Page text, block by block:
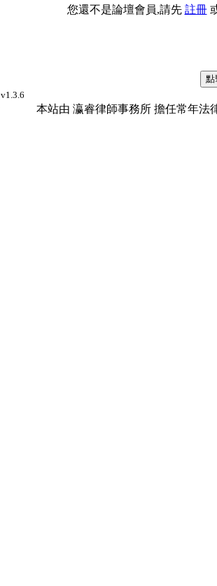
您還不是論壇會員,請先 註冊
v1.3.6
本站由 瀛睿律師事務所 擔任常年法